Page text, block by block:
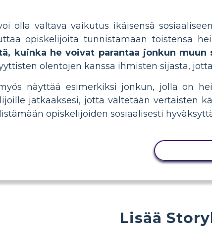
olla valtava vaikutus ikäisensä
opiskelijoita tunnistamaan toistensa
kuinka he voivat parantaa jonkun muun
olentojen kanssa ihmisten sijasta,
näyttää esimerkiksi jonkun, jolla on
jatkaaksesi, jotta vältetään vertaisten
opiskelijoiden sosiaalisesti
Lisää